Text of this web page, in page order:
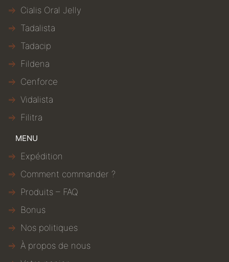
Cialis Oral Jelly
Tadalista
Tadacip
Fildena
Cenforce
Vidalista
Filitra
MENU
Expédition
Comment commander ?
Produits – FAQ
Bonus
Nos politiques
À propos de nous